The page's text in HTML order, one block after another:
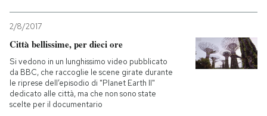
2/8/2017
Città bellissime, per dieci ore
Si vedono in un lunghissimo video pubblicato
da BBC, che raccoglie le scene girate durante
le riprese dell’episodio di "Planet Earth II"
dedicato alle città, ma che non sono state
scelte per il documentario